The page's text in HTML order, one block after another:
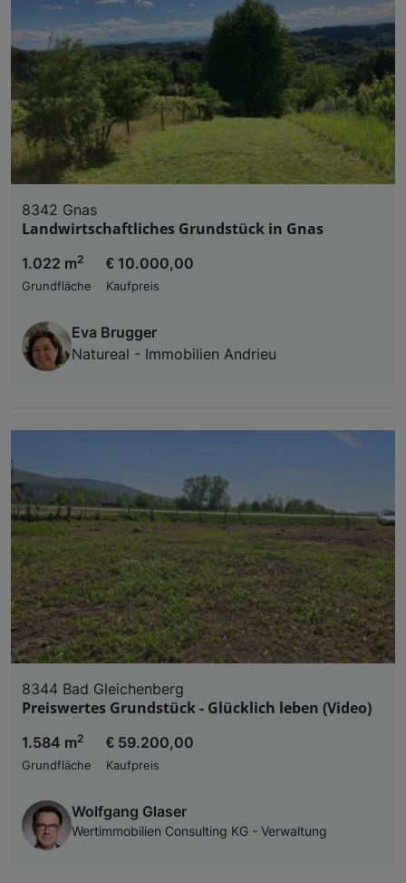
8342 Gnas
Landwirtschaftliches Grundstück in Gnas
1.022 m2
Grundfläche
€ 10.000,00
Kaufpreis
Eva Brugger
Natureal - Immobilien Andrieu
8344 Bad Gleichenberg
Preiswertes Grundstück - Glücklich leben (Video)
1.584 m2
Grundfläche
€ 59.200,00
Kaufpreis
Wolfgang Glaser
Wertimmobilien Consulting KG - Verwaltung